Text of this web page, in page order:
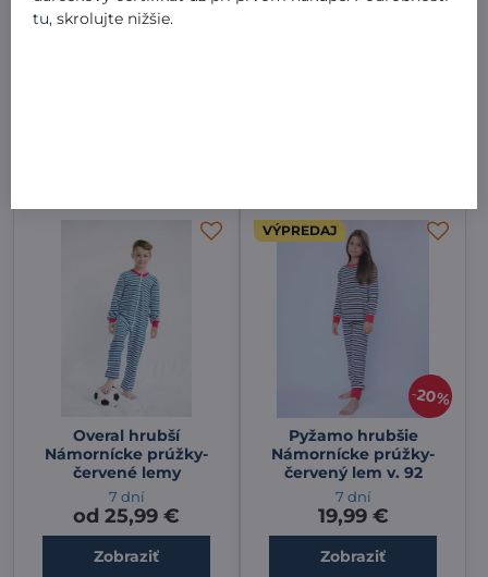
Overal hrubší Rozprávka
Overal hrubší
Námornícke prúžky-
červené lemy
7 dní
od 25,99 €
Zobraziť
20%
VÝPREDAJ
Pyžamo hrubšie
Námornícke prúžky-
červený lem v. 92
7 dní
19,99 €
Zobraziť
tu, skrolujte nižšie.